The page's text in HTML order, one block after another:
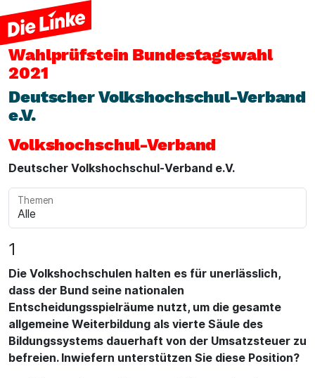
Wahlprüfstein Bundestagswahl
2021
Deutscher Volkshochschul-Verband
e.V.
Volkshochschul-Verband
Deutscher Volkshochschul-Verband e.V.
Themen
1
Die Volkshochschulen halten es für unerlässlich,
dass der Bund seine nationalen
Entscheidungsspielräume nutzt, um die gesamte
allgemeine Weiterbildung als vierte Säule des
Bildungssystems dauerhaft von der Umsatzsteuer zu
befreien. Inwiefern unterstützen Sie diese Position?